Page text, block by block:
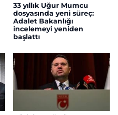
33 yıllık Uğur Mumcu
dosyasında yeni süreç:
Adalet Bakanlığı
incelemeyi yeniden
başlattı